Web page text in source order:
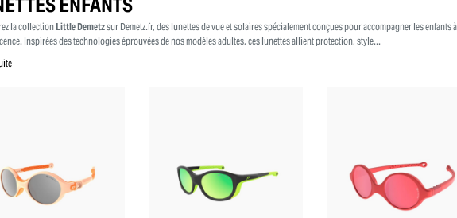
la collectionLittle Demetzsur Demetz.fr, des lunettes de vue et solaires spécialement conçues pour accompagner les enfants
Inspirées des technologies éprouvées de nos modèles adultes, ces lunettes allient protection, style...